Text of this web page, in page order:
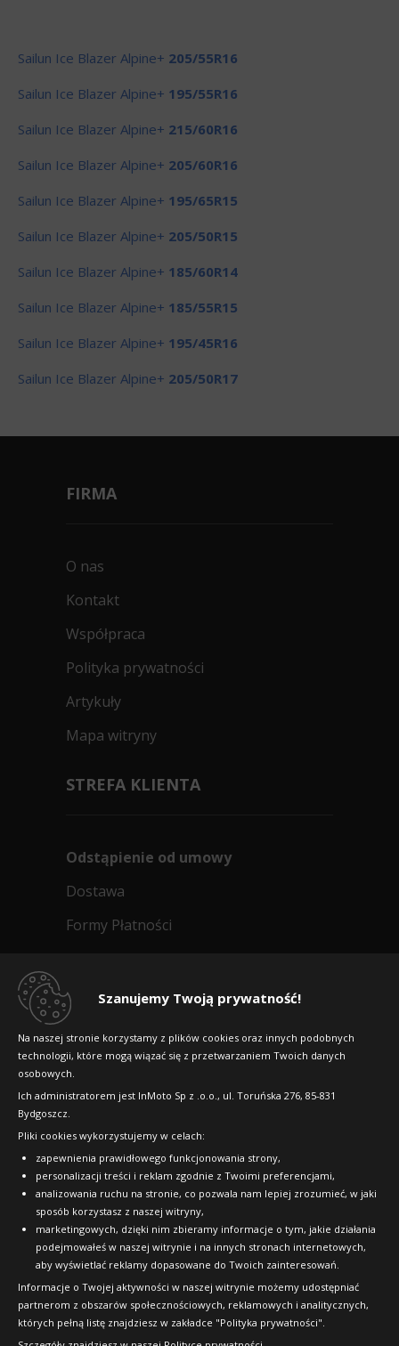
Szanujemy Twoją prywatność!
Na naszej stronie korzystamy z plików cookies oraz innych podobnych
technologii, które mogą wiązać się z przetwarzaniem Twoich danych
osobowych.
Ich administratorem jest InMoto Sp z .o.o., ul. Toruńska 276, 85-831
Bydgoszcz.
Pliki cookies wykorzystujemy w celach:
zapewnienia prawidłowego funkcjonowania strony,
personalizacji treści i reklam zgodnie z Twoimi preferencjami,
analizowania ruchu na stronie, co pozwala nam lepiej zrozumieć, w jaki
sposób korzystasz z naszej witryny,
marketingowych, dzięki nim zbieramy informacje o tym, jakie działania
podejmowałeś w naszej witrynie i na innych stronach internetowych,
aby wyświetlać reklamy dopasowane do Twoich zainteresowań.
Informacje o Twojej aktywności w naszej witrynie możemy udostępniać
partnerom z obszarów społecznościowych, reklamowych i analitycznych,
których pełną listę znajdziesz w zakładce "Polityka prywatności".
Sailun Ice Blazer Alpine+ 205/55R16
Sailun Ice Blazer Alpine+ 195/55R16
Sailun Ice Blazer Alpine+ 215/60R16
Sailun Ice Blazer Alpine+ 205/60R16
Sailun Ice Blazer Alpine+ 195/65R15
Sailun Ice Blazer Alpine+ 205/50R15
Sailun Ice Blazer Alpine+ 185/60R14
Sailun Ice Blazer Alpine+ 185/55R15
Sailun Ice Blazer Alpine+ 195/45R16
Sailun Ice Blazer Alpine+ 205/50R17
FIRMA
O nas
Kontakt
Współpraca
Polityka prywatności
Artykuły
Mapa witryny
STREFA KLIENTA
Odstąpienie od umowy
Dostawa
Formy Płatności
Dlaczego warto kupić w 24opony.pl
Raty
FAQ
OFICJALNY PARTNER